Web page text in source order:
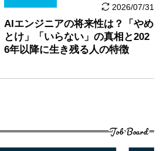
2026/07/31
AIエンジニアの将来性は？「やめ
とけ」「いらない」の真相と202
6年以降に生き残る人の特徴
Job Board